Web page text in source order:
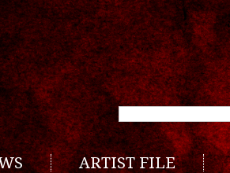
ARTIST FILE